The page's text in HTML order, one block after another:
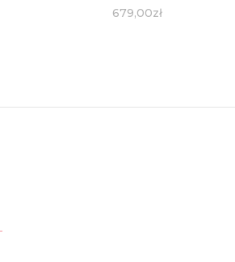
679,00zł